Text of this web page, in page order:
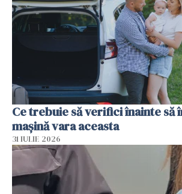
Ce trebuie să verifici înainte să
mașină vara aceasta
31 IULIE 2026